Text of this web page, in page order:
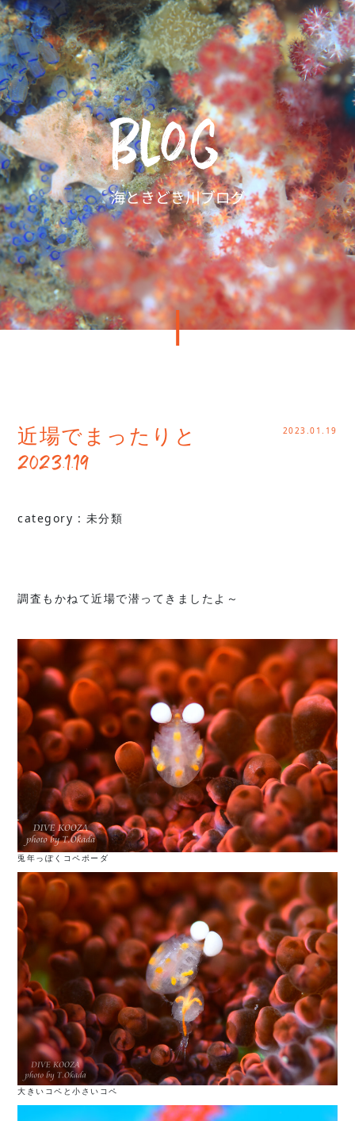
近場でまったりと
2023.1.19
2023.01.19
category : 未分類
調査もかねて近場で潜ってきましたよ～
兎年っぽくコペポーダ
大きいコペと小さいコペ